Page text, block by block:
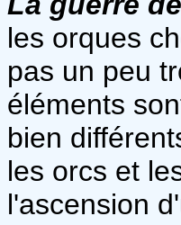
les orques
pas un peu
éléments
bien
les orcs et
l'ascension